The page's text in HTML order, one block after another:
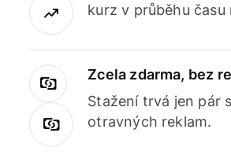
kurz v průběhu času
Zcela zdarma, bez
Stažení trvá jen pár
otravných reklam.